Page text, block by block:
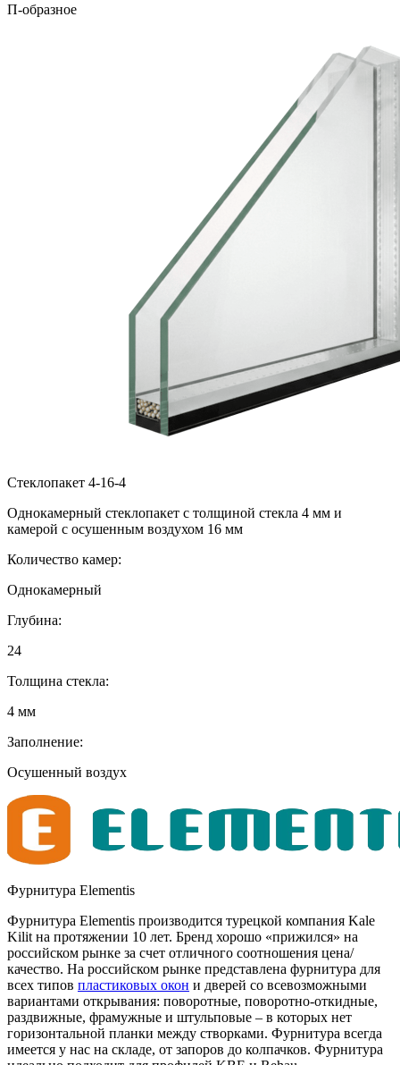
П-образное
Стеклопакет 4-16-4
Однокамерный стеклопакет с толщиной стекла 4 мм и
камерой с осушенным воздухом 16 мм
Количество камер:
Однокамерный
Глубина:
24
Толщина стекла:
4 мм
Заполнение:
Осушенный воздух
Фурнитура Elementis
Фурнитура Elementis производится турецкой компания Kale
Kilit на протяжении 10 лет. Бренд хорошо «прижился» на
российском рынке за счет отличного соотношения цена/
качество. На российском рынке представлена фурнитура для
всех типов пластиковых окон и дверей со всевозможными
вариантами открывания: поворотные, поворотно-откидные,
раздвижные, фрамужные и штульповые – в которых нет
горизонтальной планки между створками. Фурнитура всегда
имеется у нас на складе, от запоров до колпачков. Фурнитура